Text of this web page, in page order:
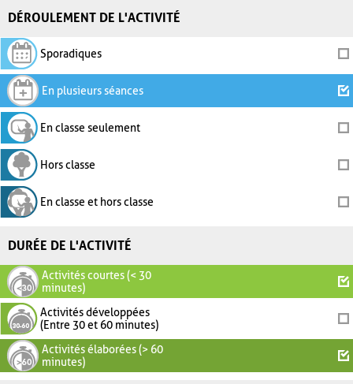
DÉROULEMENT DE L'ACTIVITÉ
Sporadiques
En plusieurs séances
En classe seulement
Hors classe
En classe et hors classe
DURÉE DE L'ACTIVITÉ
Activités courtes (< 30
minutes)
Activités développées
(Entre 30 et 60 minutes)
Activités élaborées (> 60
minutes)